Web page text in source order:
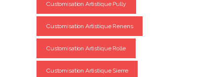
Customisation Artistique Pully
Customisation Artistique Renens
Customisation Artistique Rolle
Customisation Artistique Sierre